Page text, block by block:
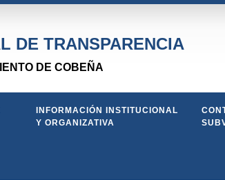
DE TRANSPARENCIA
DE COBEÑA
INFORMACIÓN INSTITUCIONAL
Y ORGANIZATIVA